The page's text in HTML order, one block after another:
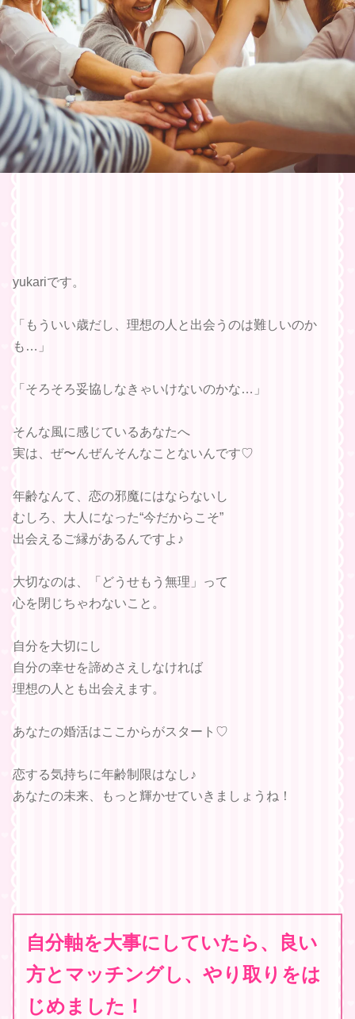
yukariです。
「もういい歳だし、理想の人と出会うのは難しいのか
も…」
「そろそろ妥協しなきゃいけないのかな…」
そんな風に感じているあなたへ
実は、ぜ〜んぜんそんなことないんです♡
年齢なんて、恋の邪魔にはならないし
むしろ、大人になった“今だからこそ”
出会えるご縁があるんですよ♪
大切なのは、「どうせもう無理」って
心を閉じちゃわないこと。
自分を大切にし
自分の幸せを諦めさえしなければ
理想の人とも出会えます。
あなたの婚活はここからがスタート♡
恋する気持ちに年齢制限はなし♪
あなたの未来、もっと輝かせていきましょうね！
自分軸を大事にしていたら、良い
方とマッチングし、やり取りをは
じめました！